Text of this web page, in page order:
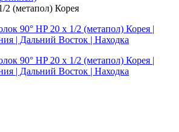
2 (метапол) Корея